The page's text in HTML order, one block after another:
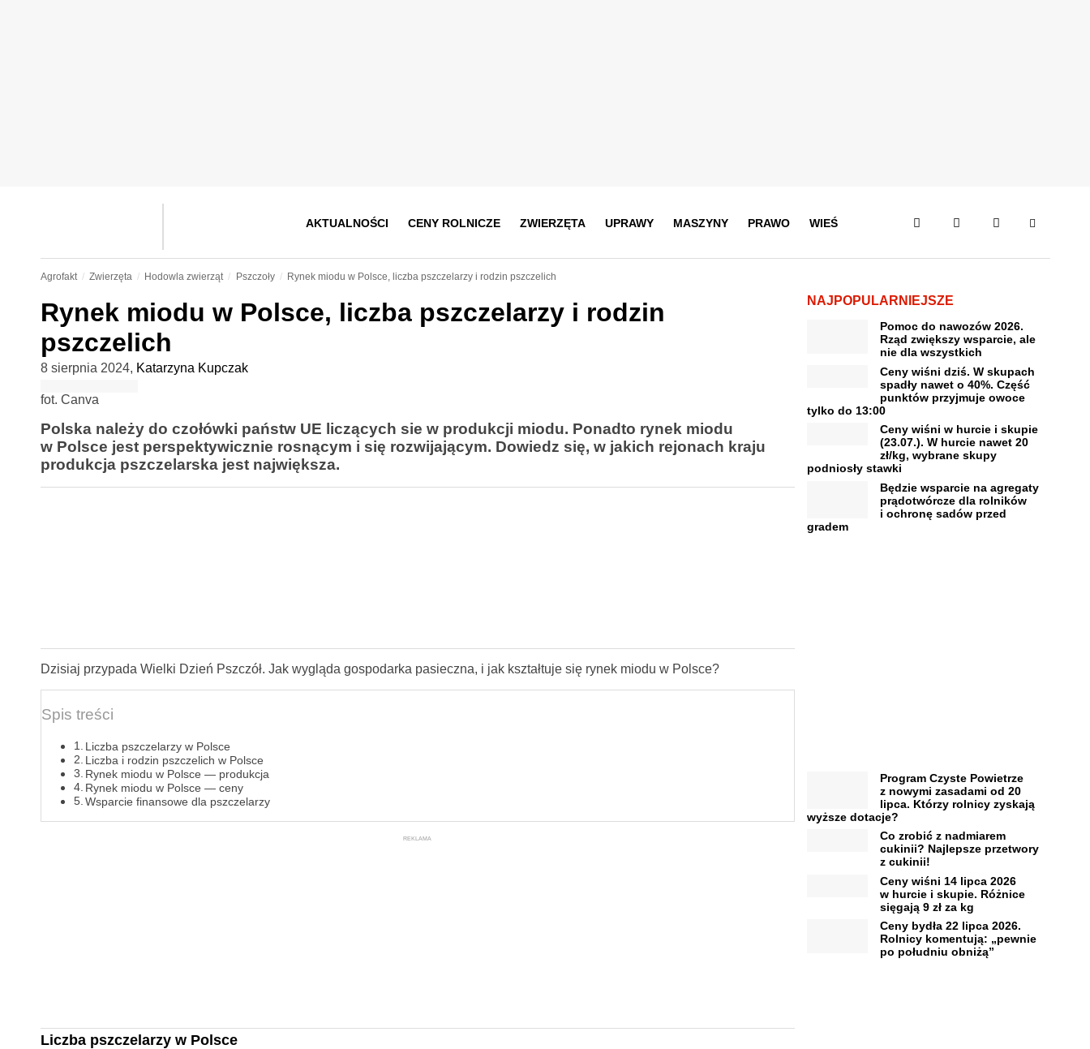
AKTUALNOŚCI CENY ROLNICZE ZWIERZĘTA UPRAWY MASZYNY PRAWO WIEŚ
Agrofakt Zwierzęta Hodowla zwierząt Pszczoły Rynek miodu w Polsce, liczba pszczelarzy i rodzin pszczelich
Rynek miodu w Polsce, liczba pszczelarzy i rodzin
pszczelich
8 sierpnia 2024, Katarzyna Kupczak
fot. Canva
Polska należy do czołówki państw UE liczących sie w produkcji miodu. Ponadto rynek miodu
w Polsce jest perspektywicznie rosnącym i się rozwijającym. Dowiedz się, w jakich rejonach kraju
produkcja pszczelarska jest największa.
Dzisiaj przypada Wielki Dzień Pszczół. Jak wygląda gospodarka pasieczna, i jak kształtuje się rynek miodu w Polsce?
Spis treści
Liczba pszczelarzy w Polsce
Liczba i rodzin pszczelich w Polsce
Rynek miodu w Polsce — produkcja
Rynek miodu w Polsce — ceny
Wsparcie finansowe dla pszczelarzy
REKLAMA
Liczba pszczelarzy w Polsce
NAJPOPULARNIEJSZE
Pomoc do nawozów 2026.
Rząd zwiększy wsparcie, ale
nie dla wszystkich
Ceny wiśni dziś. W skupach
spadły nawet o 40%. Część
punktów przyjmuje owoce
tylko do 13:00
Ceny wiśni w hurcie i skupie
(23.07.). W hurcie nawet 20
zł/kg, wybrane skupy
podniosły stawki
Będzie wsparcie na agregaty
prądotwórcze dla rolników
i ochronę sadów przed
gradem
Program Czyste Powietrze
z nowymi zasadami od 20
lipca. Którzy rolnicy zyskają
wyższe dotacje?
Co zrobić z nadmiarem
cukinii? Najlepsze przetwory
z cukinii!
Ceny wiśni 14 lipca 2026
w hurcie i skupie. Różnice
sięgają 9 zł za kg
Ceny bydła 22 lipca 2026.
Rolnicy komentują: „pewnie
po południu obniżą”